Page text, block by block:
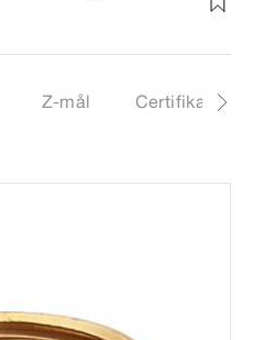
Z-mål Certifikater